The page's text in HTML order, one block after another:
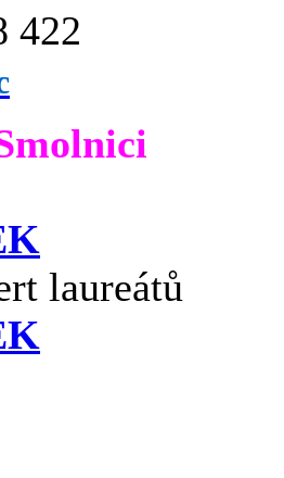
422
laureátů